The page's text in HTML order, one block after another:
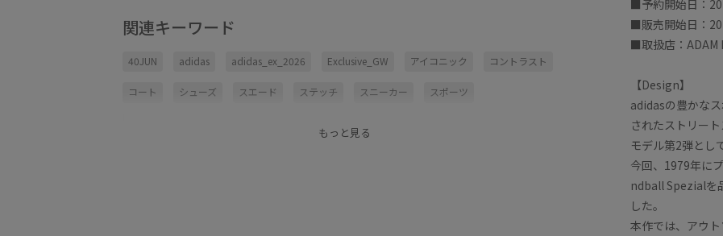
関連キーワード
40JUN adidas adidas_ex_2026 Exclusive_GW アイコニック コントラスト
コート シューズ スエード ステッチ スニーカー スポーツ
もっと見る
■予約開始日：
■販売開始日：
■取扱店：ADAM
【Design】
adidasの豊かな
されたストリー
モデル第2弾とし
今回、1979年に
ndball Spezialを
した。
本作では、アウ